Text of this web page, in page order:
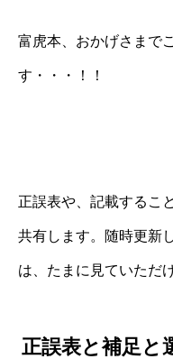
富虎本、おかげさまで
す・・・！！
正誤表や、記載するこ
共有します。随時更新
は、たまに見ていただ
正誤表と補足と